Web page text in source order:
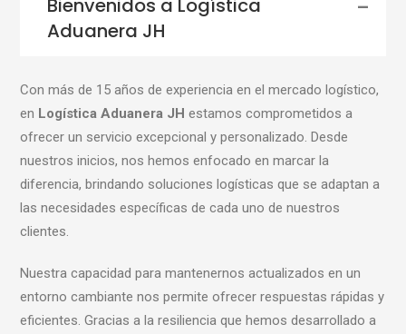
Bienvenidos a Logística
Aduanera JH
Con más de 15 años de experiencia en el mercado logístico,
en Logística Aduanera JH estamos comprometidos a
ofrecer un servicio excepcional y personalizado. Desde
nuestros inicios, nos hemos enfocado en marcar la
diferencia, brindando soluciones logísticas que se adaptan a
las necesidades específicas de cada uno de nuestros
clientes.
Nuestra capacidad para mantenernos actualizados en un
entorno cambiante nos permite ofrecer respuestas rápidas y
eficientes. Gracias a la resiliencia que hemos desarrollado a